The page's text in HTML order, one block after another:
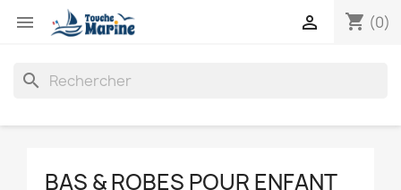
 shopping_cart (0)

search
BAS & ROBES POUR ENFANT